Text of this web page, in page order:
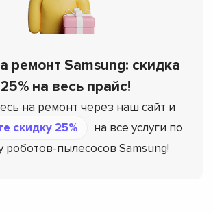
ремонт Samsung: скидка
на весь прайс!
на ремонт через наш сайт и
скидку 25%
на все услуги по
роботов-пылесосов Samsung!